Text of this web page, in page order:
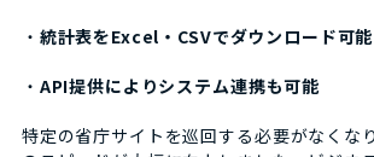
・ 統計表をExcel・CSVでダウンロード可能
・ API提供によりシステム連携も可能
特定の省庁サイトを巡回する必要がなくな